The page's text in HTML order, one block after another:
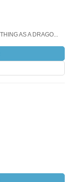
AS A DRAGO...